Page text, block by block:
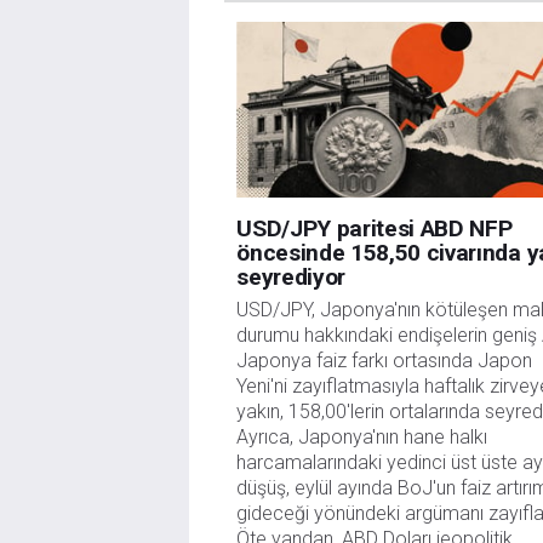
danışmanlığı teşkil etmemektedir. FXStreet bu
herhangi bir kar kaybı herhangi bir sınırlama
USD/JPY paritesi ABD NFP
öncesinde 158,50 civarında
seyrediyor
USD/JPY, Japonya'nın kötüleşen
durumu hakkındaki endişelerin geniş
Japonya faiz farkı ortasında Japon
Yeni'ni zayıflatmasıyla haftalık
yakın, 158,00'lerin ortalarında
Ayrıca, Japonya'nın hane halkı
harcamalarındaki yedinci üst üste
düşüş, eylül ayında BoJ'un faiz
gideceği yönündeki argümanı